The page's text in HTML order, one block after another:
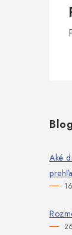
Blog
Aké